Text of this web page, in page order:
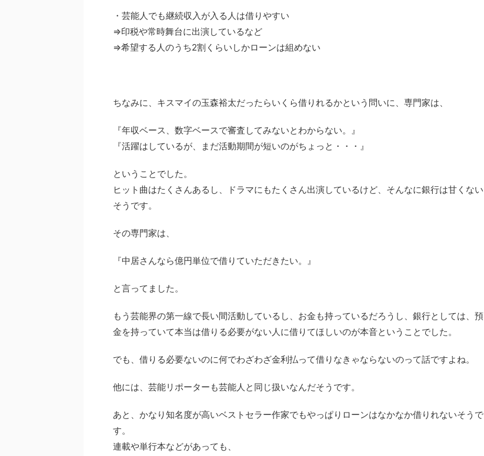
・芸能人でも継続収入が入る人は借りやすい
⇒印税や常時舞台に出演しているなど
⇒希望する人のうち2割くらいしかローンは組めない
ちなみに、キスマイの玉森裕太だったらいくら借りれるかという問いに、専門家は、
『年収ベース、数字ベースで審査してみないとわからない。』
『活躍はしているが、まだ活動期間が短いのがちょっと・・・』
ということでした。
ヒット曲はたくさんあるし、ドラマにもたくさん出演しているけど、そんなに銀行は甘くない
そうです。
その専門家は、
『中居さんなら億円単位で借りていただきたい。』
と言ってました。
もう芸能界の第一線で長い間活動しているし、お金も持っているだろうし、銀行としては、預
金を持っていて本当は借りる必要がない人に借りてほしいのが本音ということでした。
でも、借りる必要ないのに何でわざわざ金利払って借りなきゃならないのって話ですよね。
他には、芸能リポーターも芸能人と同じ扱いなんだそうです。
あと、かなり知名度が高いベストセラー作家でもやっぱりローンはなかなか借りれないそうで
す。
連載や単行本などがあっても、